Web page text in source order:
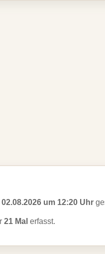
02.08.2026 um 12:20 Uhr
21 Mal erfasst.